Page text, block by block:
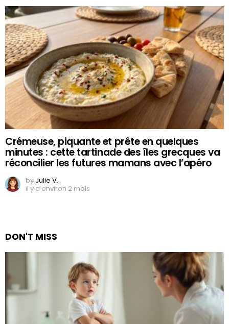
Crémeuse, piquante et prête en quelques
minutes : cette tartinade des îles grecques va
réconcilier les futures mamans avec l’apéro
by Julie V.
il y a environ 2 mois
DON'T MISS